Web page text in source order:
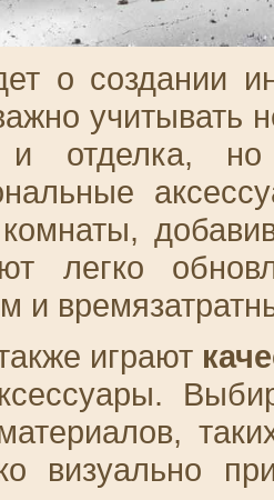
о создании
учитывать
отделка,
легко
и
играют
визуально